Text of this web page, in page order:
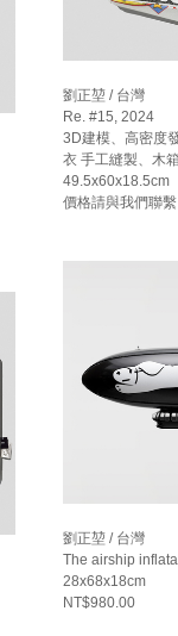
劉正堃 / 台灣
Re. #15, 2024
3D建模、高密度
衣 手工縫製、木
49.5x60x18.5cm
價格請與我們聯繫
劉正堃 / 台灣
The airship
28x68x18cm
NT$980.00